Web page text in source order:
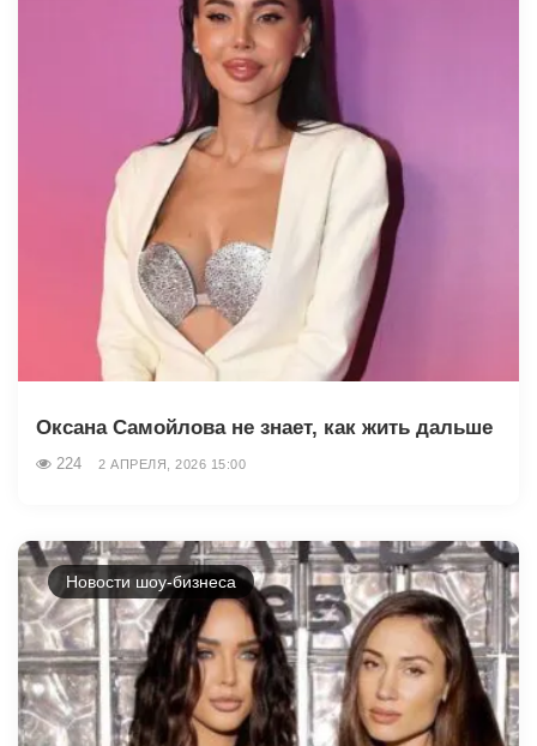
Оксана Самойлова не знает, как жить дальше
224 2 АПРЕЛЯ, 2026 15:00
Новости шоу-бизнеса